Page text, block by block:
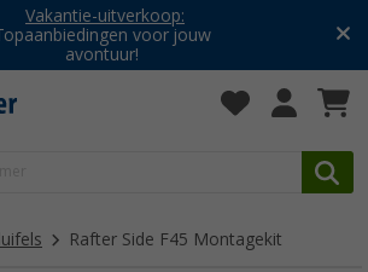
Vakantie-uitverkoop:
voor jouw
avontuur!
Rafter Side F45 Montagekit